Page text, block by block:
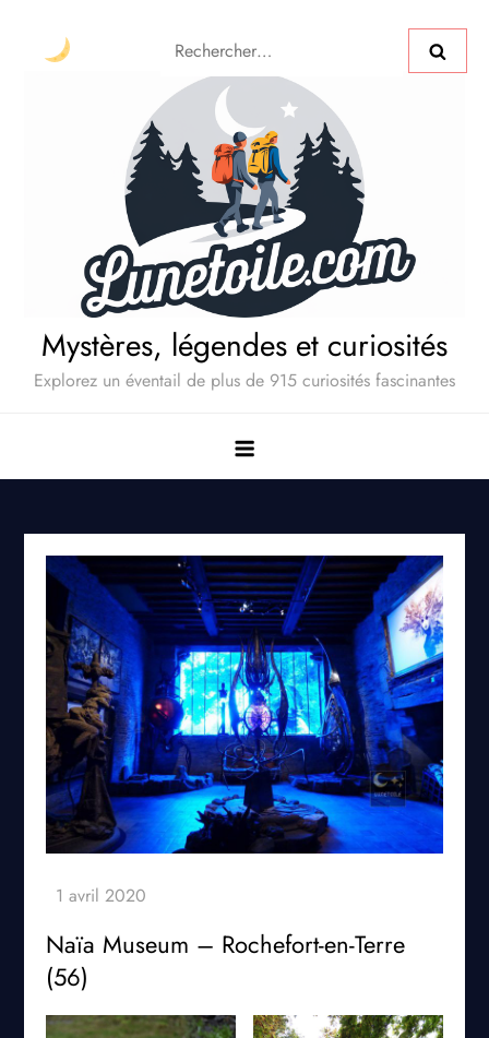
Mystères, légendes et curiosités
Explorez un éventail de plus de 915 curiosités fascinantes
Naïa Museum – Rochefort-en-Terre
(56)